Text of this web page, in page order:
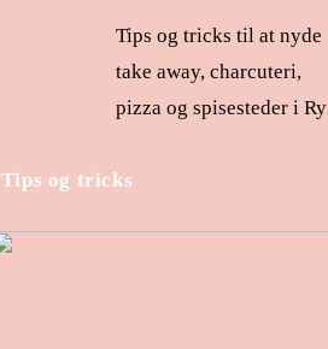
Tips og tricks til at nyde
take away, charcuteri,
pizza og spisesteder i Ry
Tips og tricks